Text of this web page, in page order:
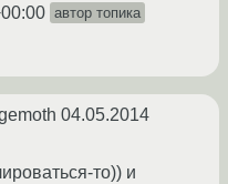
автор топика
04.05.2014
то)) и